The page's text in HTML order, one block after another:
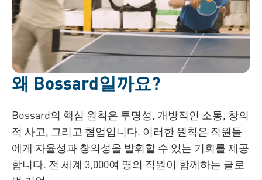
왜 Bossard일까요?
Bossard의 핵심 원칙은 투명성, 개방적인 소통, 창의
적 사고, 그리고 협업입니다. 이러한 원칙은 직원들
에게 자율성과 창의성을 발휘할 수 있는 기회를 제공
합니다. 전 세계 3,000여 명의 직원이 함께하는 글로